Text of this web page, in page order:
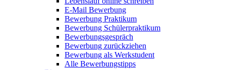
E-Mail Bewerbung
Bewerbung Praktikum
Bewerbung Schülerpraktikum
Bewerbungsgespräch
Bewerbung zurückziehen
Bewerbung als Werkstudent
Alle Bewerbungstipps